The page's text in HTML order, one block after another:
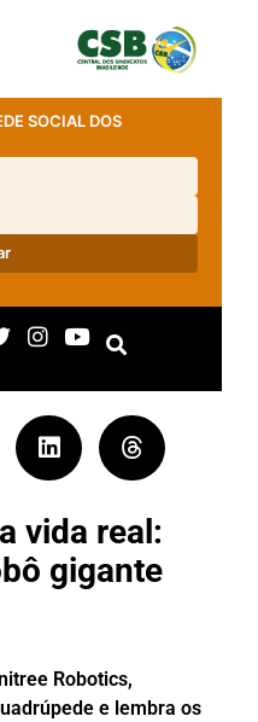
SOCIAL DOS
vida real:
gigante
Robotics,
e lembra os